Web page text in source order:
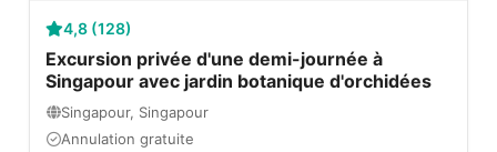
4,8 (128)
Excursion privée d'une demi-journée à
Singapour avec jardin botanique d'orchidées
Singapour, Singapour
Annulation gratuite